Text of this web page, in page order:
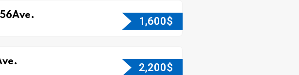
56Ave. 1,600$
2,200$